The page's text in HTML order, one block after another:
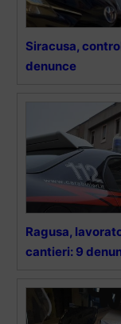
Siracusa,
denunce
Ragusa,
cantieri: 9